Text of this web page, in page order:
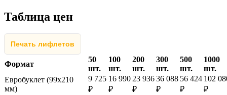
Таблица цен
Печать лифлетов
Формат
50
шт.
100
шт.
200
шт.
300
шт.
500
шт.
1000
шт.
Евробуклет (99х210
мм)
9 725
₽
16 990
₽
23 936
₽
36 088
₽
56 424
₽
102
₽